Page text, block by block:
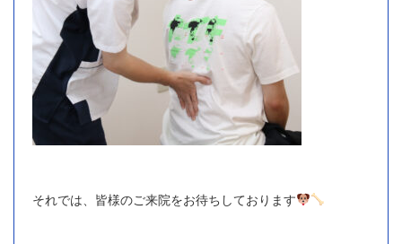
それでは、皆様のご来院をお待ちしております